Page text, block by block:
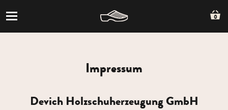
0
Impressum
Devich Holzschuherzeugung GmbH